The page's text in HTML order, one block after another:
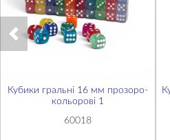
Кубики гральні 16 мм прозоро-
кольорові 1
60018